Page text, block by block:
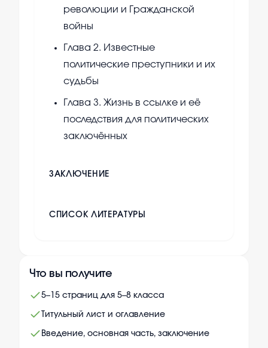
революции и Гражданской
войны
Глава 2. Известные
политические преступники и их
судьбы
Глава 3. Жизнь в ссылке и её
последствия для политических
заключённых
ЗАКЛЮЧЕНИЕ
СПИСОК ЛИТЕРАТУРЫ
Что вы получите
5–15 страниц для 5–8 класса
Титульный лист и оглавление
Введение, основная часть, заключение